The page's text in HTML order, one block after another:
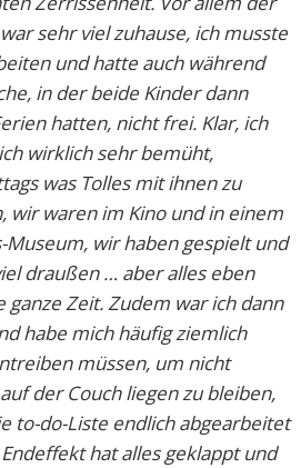
sehr viel zuhause, ich musste
und hatte auch während
in der beide Kinder dann
hatten, nicht frei. Klar, ich
wirklich sehr bemüht,
was Tolles mit ihnen zu
wir waren im Kino und in einem
Museum, wir haben gespielt und
draußen … aber alles eben
ganze Zeit. Zudem war ich dann
habe mich häufig ziemlich
müssen, um nicht
der Couch liegen zu bleiben,
to-do-Liste endlich abgearbeitet
hat alles geklappt und